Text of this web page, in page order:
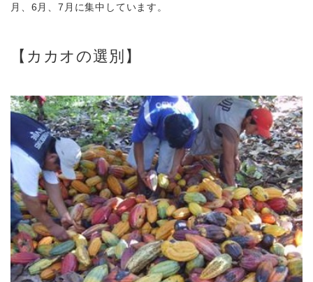
月、6月、7月に集中しています。
【カカオの選別】